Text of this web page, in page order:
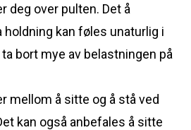
deg over pulten. Det å
holdning kan føles unaturlig i
bort mye av belastningen på
mellom å sitte og å stå ved
kan også anbefales å sitte